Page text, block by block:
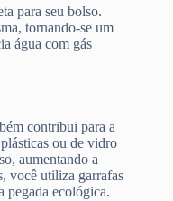
para seu bolso.
tornando-se um
água com gás
contribui para a
ou de vidro
aumentando a
você utiliza garrafas
pegada ecológica.